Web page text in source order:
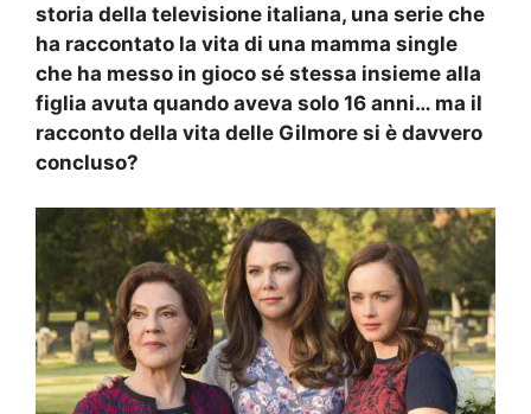
storia della televisione italiana, una serie che
ha raccontato la vita di una mamma single
che ha messo in gioco sé stessa insieme alla
figlia avuta quando aveva solo 16 anni… ma il
racconto della vita delle Gilmore si è davvero
concluso?